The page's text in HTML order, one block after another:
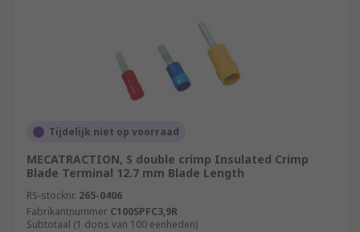
Tijdelijk niet op voorraad
MECATRACTION, S double crimp Insulated Crimp
Blade Terminal 12.7 mm Blade Length
RS-stocknr. 265-0406
Fabrikantnummer C100SPFC3,9R
Subtotaal (1 doos van 100 eenheden)